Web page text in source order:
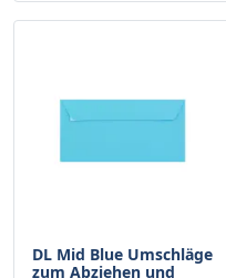
DL Mid Blue Umschläge
zum Abziehen und